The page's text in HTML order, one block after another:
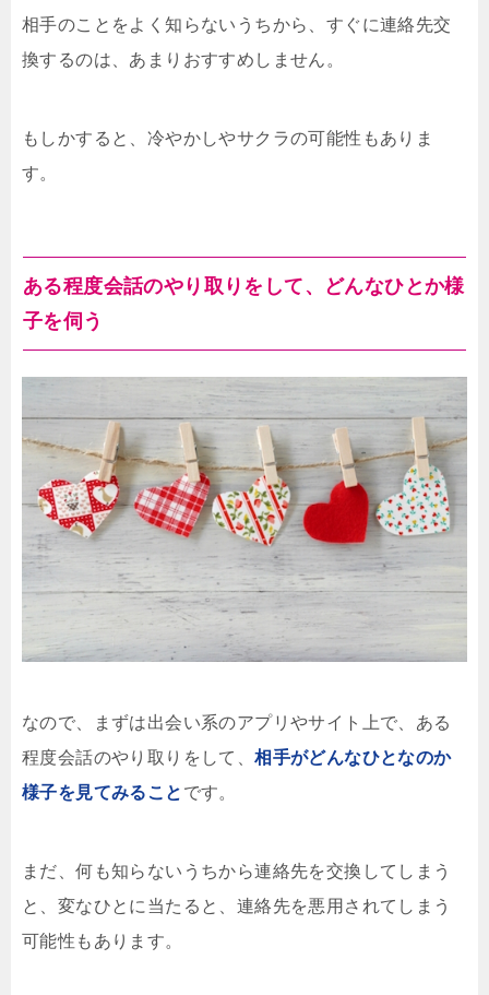
相手のことをよく知らないうちから、すぐに連絡先交
換するのは、あまりおすすめしません。
もしかすると、冷やかしやサクラの可能性もありま
す。
ある程度会話のやり取りをして、どんなひとか様
子を伺う
なので、まずは出会い系のアプリやサイト上で、ある
程度会話のやり取りをして、相手がどんなひとなのか
様子を見てみること です。
まだ、何も知らないうちから連絡先を交換してしまう
と、変なひとに当たると、連絡先を悪用されてしまう
可能性もあります。